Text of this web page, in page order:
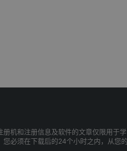
机和注册信息及软件的文章仅限用于
必须在下载后的24个小时之内，从您